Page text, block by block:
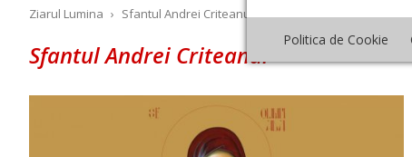
Politica de Cookie
Ziarul Lumina › Sfantul Andrei Criteanul
Sfantul Andrei Criteanul